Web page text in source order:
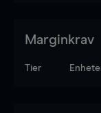
Marginkrav
Tier